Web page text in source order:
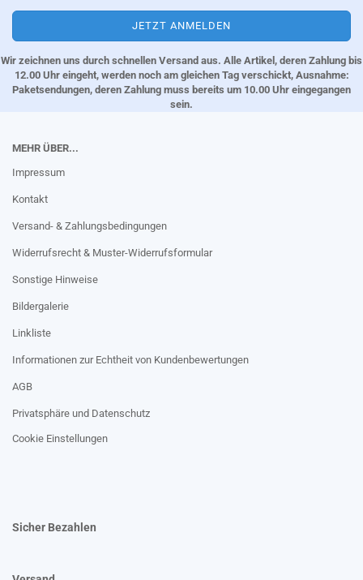
Wir zeichnen uns durch schnellen Versand aus. Alle Artikel, deren Zahlung bis
12.00 Uhr eingeht, werden noch am gleichen Tag verschickt, Ausnahme:
Paketsendungen, deren Zahlung muss bereits um 10.00 Uhr eingegangen
sein.
MEHR ÜBER...
Impressum
Kontakt
Versand- & Zahlungsbedingungen
Widerrufsrecht & Muster-Widerrufsformular
Sonstige Hinweise
Bildergalerie
Linkliste
Informationen zur Echtheit von Kundenbewertungen
AGB
Privatsphäre und Datenschutz
Cookie Einstellungen
Sicher Bezahlen